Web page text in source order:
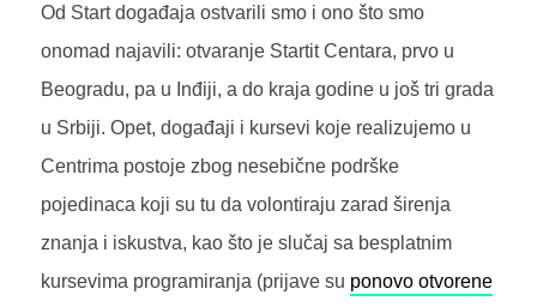
Od Start događaja ostvarili smo i ono što smo
onomad najavili: otvaranje Startit Centara, prvo u
Beogradu, pa u Inđiji, a do kraja godine u još tri grada
u Srbiji. Opet, događaji i kursevi koje realizujemo u
Centrima postoje zbog nesebične podrške
pojedinaca koji su tu da volontiraju zarad širenja
znanja i iskustva, kao što je slučaj sa besplatnim
kursevima programiranja (prijave su ponovo otvorene